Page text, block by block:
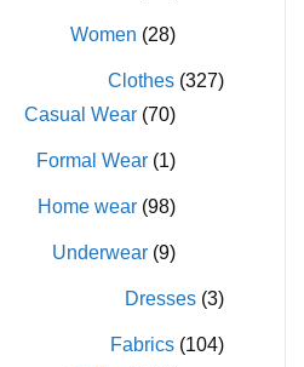
Women (28)
Clothes (327)
Casual Wear (70)
Formal Wear (1)
Home wear (98)
Underwear (9)
Dresses (3)
Fabrics (104)